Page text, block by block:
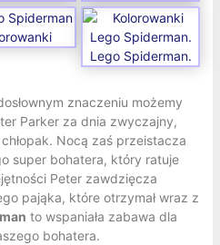
znaczeniu możemy
Parker za dnia zwyczajny,
Nocą zaś przeistacza
super bohatera, który ratuje
Peter zawdzięcza
pająka, które otrzymał wraz z
to wspaniała zabawa dla
bohatera.